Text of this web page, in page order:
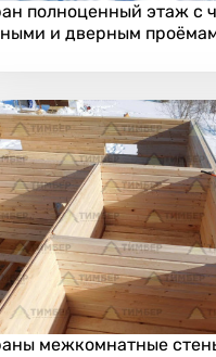
полноценный этаж с
и дверным
межкомнатные